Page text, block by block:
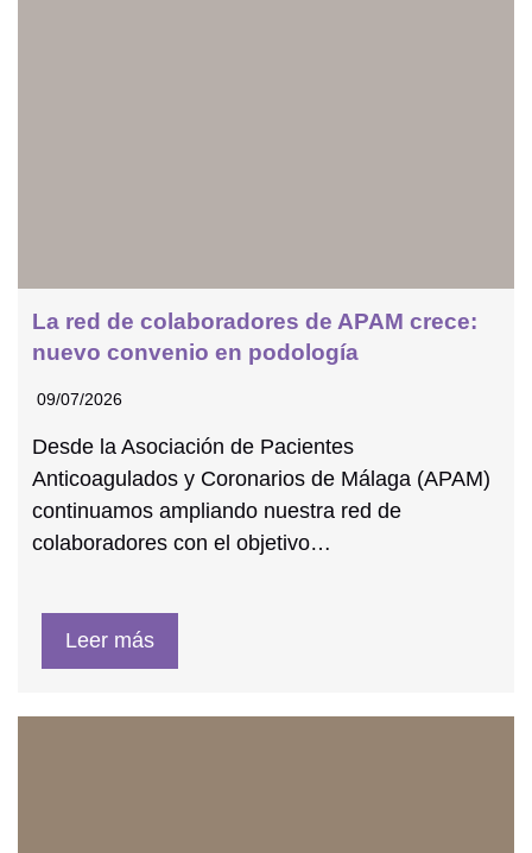
La red de colaboradores de APAM crece:
nuevo convenio en podología
09/07/2026
Desde la Asociación de Pacientes
Anticoagulados y Coronarios de Málaga (APAM)
continuamos ampliando nuestra red de
colaboradores con el objetivo…
Leer más